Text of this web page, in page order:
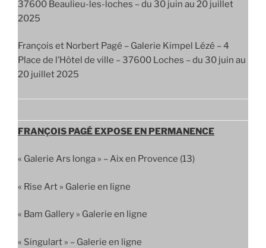
37600 Beaulieu-les-loches – du 30 juin au 20 juillet
2025
François et Norbert Pagé – Galerie Kimpel Lézé – 4
Place de l’Hôtel de ville – 37600 Loches – du 30 juin au
20 juillet 2025
FRANÇOIS PAGÉ EXPOSE EN PERMANENCE
« Galerie Ars longa » – Aix en Provence (13)
« Rise Art » Galerie en ligne
« Bam Gallery » Galerie en ligne
« Singulart » – Galerie en ligne